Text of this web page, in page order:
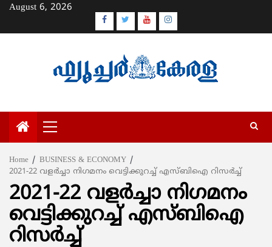
Skip
content
August 6, 2026
Facebook
TwitterYoutubeInstagram
Primary
Menu
Home
BUSINESS & ECONOMY
2021-22 വളര്‍ച്ചാ നിഗമനം വെട്ടിക്കുറച്ച് എസ്ബിഐ റിസര്‍ച്ച്
2021-22 വളര്‍ച്ചാ നിഗമനം
വെട്ടിക്കുറച്ച് എസ്ബിഐ
റിസര്‍ച്ച്